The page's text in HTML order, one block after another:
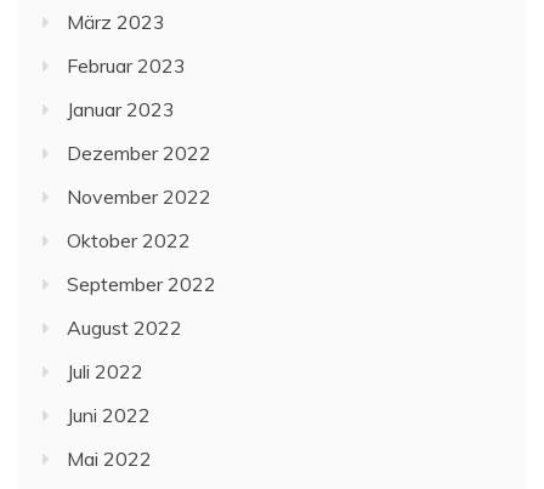
März 2023
Februar 2023
Januar 2023
Dezember 2022
November 2022
Oktober 2022
September 2022
August 2022
Juli 2022
Juni 2022
Mai 2022